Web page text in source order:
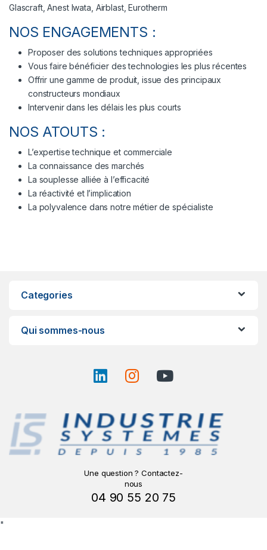
Glascraft, Anest Iwata, Airblast, Eurotherm
NOS ENGAGEMENTS :
Proposer des solutions techniques appropriées
Vous faire bénéficier des technologies les plus récentes
Offrir une gamme de produit, issue des principaux
constructeurs mondiaux
Intervenir dans les délais les plus courts
NOS ATOUTS :
L’expertise technique et commerciale
La connaissance des marchés
La souplesse alliée à l’efficacité
La réactivité et l’implication
La polyvalence dans notre métier de spécialiste
Categories
Qui sommes-nous
Une question ? Contactez-
nous
04 90 55 20 75
"